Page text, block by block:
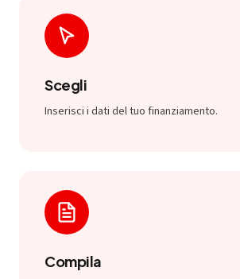
Scegli
Inserisci i dati del tuo finanziamento.
Compila